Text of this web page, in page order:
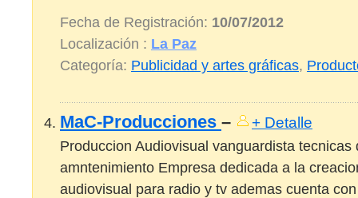
Fecha de Registración: 10/07/2012
Localización : La Paz
Categoría: Publicidad y artes gráficas,
MaC-Producciones –
+ Detalle
Produccion Audiovisual vanguardista tecnicas
amntenimiento Empresa dedicada a la
audiovisual para radio y tv ademas cuenta